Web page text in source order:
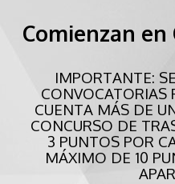
Comienzan en
IMPORTANTE:
CONVOCATORIAS
CUENTA MÁS DE
CONCURSO DE
3 PUNTOS POR
MÁXIMO DE 10